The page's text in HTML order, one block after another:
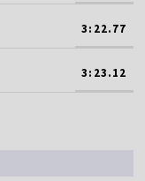
3:22.77
3:23.12